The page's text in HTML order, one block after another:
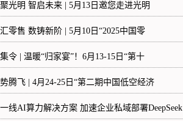
光明 智启未来 | 5月13日邀您走进光明
零售 数铸新阶 | 5月10日“2025中国零
令 | 温暖“归家宴”！6月13-15日“第十
腾飞 | 4月24-25日“第二期中国低空经济
线AI算力解决方案 加速企业私域部署DeepSeek